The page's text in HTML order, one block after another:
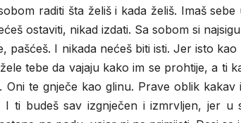
raditi šta želiš i kada želiš. Imaš
ostaviti, nikad izdati. Sa sobom si
pašćeš. I nikada nećeš biti isti. Jer isto
tebe da vajaju kako im se prohtije, a ti
te gnječe kao glinu. Prave oblik kakav
ti budeš sav izgnječen i izmrvljen, jer u